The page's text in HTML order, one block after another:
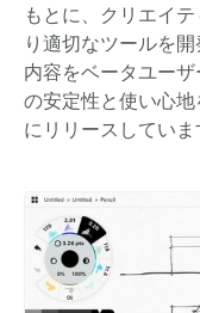
もとに、クリエイ
り適切なツールを
内容をベータユー
の安定性と使い心
にリリースしていま